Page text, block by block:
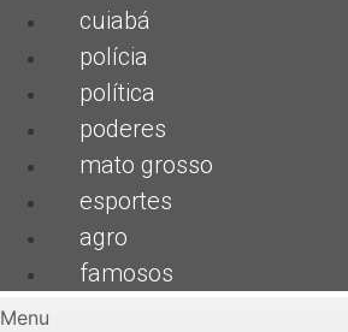
cuiabá
polícia
política
poderes
mato grosso
esportes
agro
famosos
Menu